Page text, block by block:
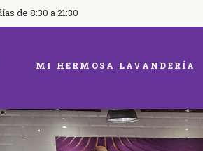
de 8:30 a 21:30
MI HERMOSA LAVANDERÍA